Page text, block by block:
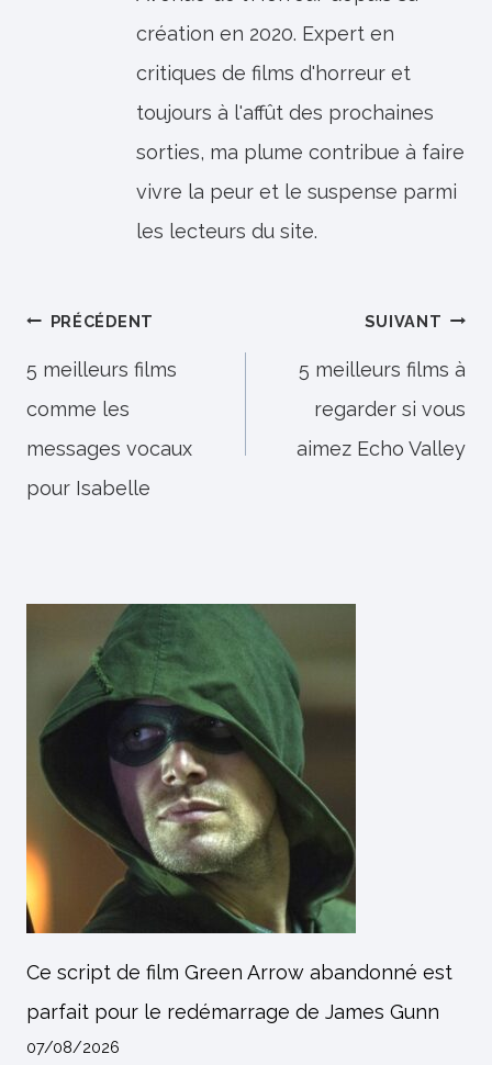
création en 2020. Expert en
critiques de films d'horreur et
toujours à l'affût des prochaines
sorties, ma plume contribue à faire
vivre la peur et le suspense parmi
les lecteurs du site.
Navigation
de
l’article
PRÉCÉDENT
5 meilleurs films
comme les
messages vocaux
pour Isabelle
SUIVANT
5 meilleurs films à
regarder si vous
aimez Echo Valley
Ce script de film Green Arrow abandonné est
parfait pour le redémarrage de James Gunn
07/08/2026